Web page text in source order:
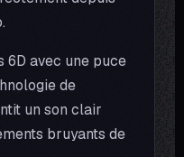
6D avec une puce
de
un son clair
bruyants de